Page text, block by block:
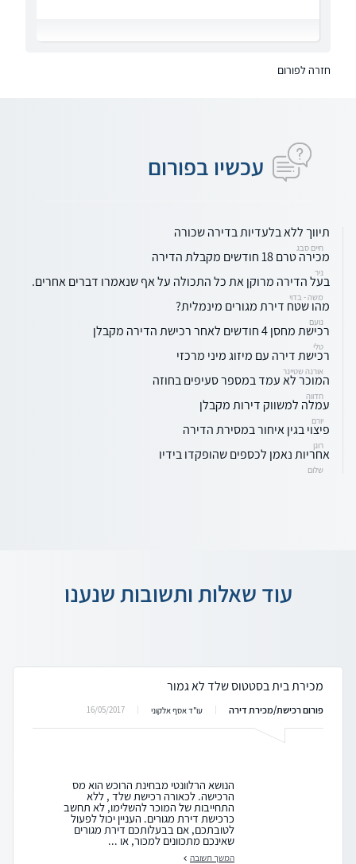
חזרה לפורום
עכשיו בפורום
תיווך ללא בלעדיות בדירה שכורה
חיים סבג
מכירה טרם 18 חודשים מקבלת הדירה
ניר
בעל הדירה מרוקן את כל התכולה על אף שנאמרו דברים אחרים.
משה - בדוי
מהו שטח דירת מגורים מינמלית?
נועם
רכישת מחסן 4 חודשים לאחר רכישת הדירה מקבלן
טלי
רכישת דירה עם מיזוג מיני מרכזי
אורנה שטיינר
המוכר לא עמד במספר סעיפים בחוזה
חדווה
עמלה למשווק דירות מקבלן
יורם
פיצוי בגין איחור במסירת הדירה
רונן
אחריות נאמן לכספים שהופקדו בידיו
שלום
עוד שאלות ותשובות שנענו
מכירת בית בסטטוס שלד לא גמור
פורום רכישת/מכירת דירה עו"ד אסף אלקוני 16/05/2017
הנושא הרלוונטי מבחינת הרוכש הוא מס
הרכישה. לכאורה רכישת שלד , ללא
התחייבות של המוכר להשלימו, לא תחשב
כרכישת דירת מגורים. העניין יכול לפעול
לטובתכם, אם בבעלותכם דירת מגורים
שאינכם מתכוונים למכור, או ...
המשך תשובה